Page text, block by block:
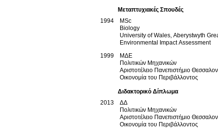
Μεταπτυχιακές Σπουδές
1994
MSc
Biology
University of Wales, Aberystwyth
Environmental Impact Assessment
1999
ΜΔΕ
Πολιτικών Μηχανικών
Αριστοτέλειο Πανεπιστήμιο
Οικονομία του Περιβάλλοντος
Διδακτορικό Δίπλωμα
2013
ΔΔ
Πολιτικών Μηχανικών
Αριστοτέλειο Πανεπιστήμιο
Οικονομία του Περιβάλλοντος